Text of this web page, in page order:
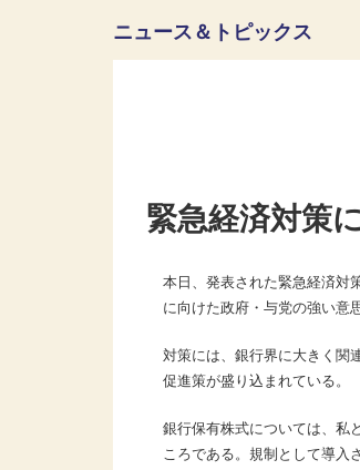
ニュース＆トピックス
緊急経済対策
本日、発表された緊急経済対
に向けた政府・与党の強い意
対策には、銀行界に大きく関
促進策が盛り込まれている。
銀行保有株式については、私
ころである。規制として導入